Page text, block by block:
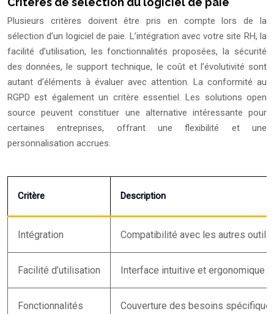
Plusieurs critères doivent être pris en compte lors de la
sélection d’un logiciel de paie. L’intégration avec votre site RH, la
facilité d’utilisation, les fonctionnalités proposées, la sécurité
des données, le support technique, le coût et l’évolutivité sont
autant d’éléments à évaluer avec attention. La conformité au
RGPD est également un critère essentiel. Les solutions open
source peuvent constituer une alternative intéressante pour
certaines entreprises, offrant une flexibilité et une
personnalisation accrues.
Critère Description
Intégration Compatibilité avec les autres outils
Facilité d’utilisation Interface intuitive et ergonomique
Fonctionnalités Couverture des besoins